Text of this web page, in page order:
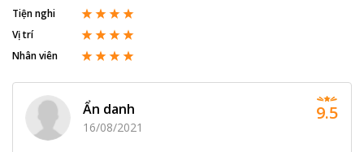
Tiện nghi
Vị trí
Nhân viên
Ẩn danh
16/08/2021
9.5